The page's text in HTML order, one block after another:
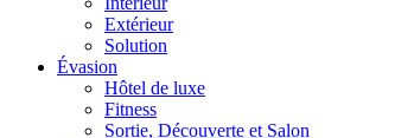
Extérieur
Solution
Évasion
Hôtel de luxe
Fitness
Sortie, Découverte et Salon